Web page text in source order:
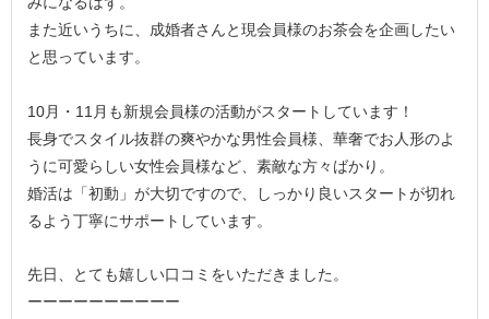
また近いうちに、成婚者さんと現会員様のお茶会を企画したい
と思っています。
10月・11月も新規会員様の活動がスタートしています！
長身でスタイル抜群の爽やかな男性会員様、華奢でお人形のよ
うに可愛らしい女性会員様など、素敵な方々ばかり。
婚活は「初動」が大切ですので、しっかり良いスタートが切れ
るよう丁寧にサポートしています。
先日、とても嬉しい口コミをいただきました。
ーーーーーーーーーー